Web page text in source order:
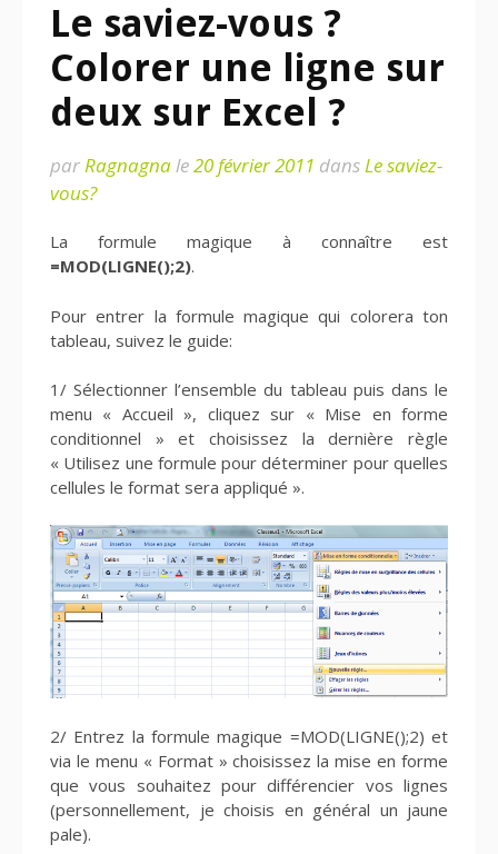
Le saviez-vous ?
Colorer une ligne sur
deux sur Excel ?
parRagnagnale20 février 2011 dansLe saviez-
vous?
La formule magique à connaître est
=MOD(LIGNE();2).
Pour entrer la formule magique qui colorera ton
tableau, suivez le guide:
1/ Sélectionner l’ensemble du tableau puis dans le
menu « Accueil », cliquez sur « Mise en forme
conditionnel » et choisissez la dernière règle
« Utilisez une formule pour déterminer pour quelles
cellules le format sera appliqué ».
2/ Entrez la formule magique =MOD(LIGNE();2) et
via le menu « Format » choisissez la mise en forme
que vous souhaitez pour différencier vos lignes
(personnellement, je choisis en général un jaune
pale).